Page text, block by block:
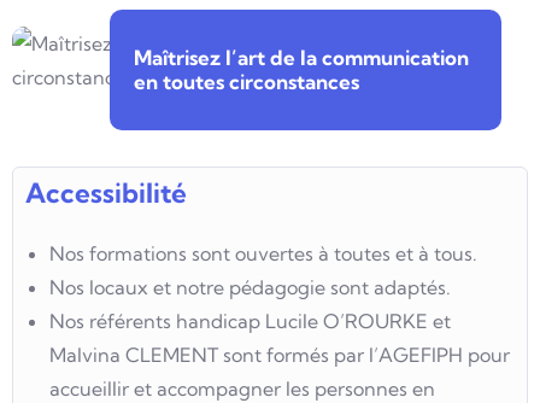
Maîtrisez l’art de la communication
en toutes circonstances
Accessibilité
Nos formations sont ouvertes à toutes et à tous.
Nos locaux et notre pédagogie sont adaptés.
Nos référents handicap Lucile O’ROURKE et
Malvina CLEMENT sont formés par l’AGEFIPH pour
accueillir et accompagner les personnes en